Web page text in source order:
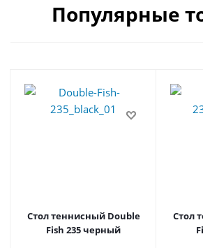
Популярные
Стол теннисный Double
Fish 235 черный
Стол